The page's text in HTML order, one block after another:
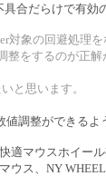
合だらけで有効
対象の回避処理
整をするのが正解
と思います。
調整ができるよ
適マウスホイー
ウス、NY